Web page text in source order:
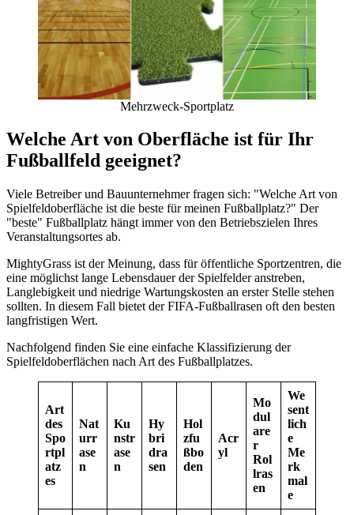
Mehrzweck-Sportplatz
Welche Art von Oberfläche ist für Ihr
Fußballfeld geeignet?
Viele Betreiber und Bauunternehmer fragen sich: "Welche Art von
Spielfeldoberfläche ist die beste für meinen Fußballplatz?" Der
"beste" Fußballplatz hängt immer von den Betriebszielen Ihres
Veranstaltungsortes ab.
MightyGrass ist der Meinung, dass für öffentliche Sportzentren, die
eine möglichst lange Lebensdauer der Spielfelder anstreben,
Langlebigkeit und niedrige Wartungskosten an erster Stelle stehen
sollten. In diesem Fall bietet der FIFA-Fußballrasen oft den besten
langfristigen Wert.
Nachfolgend finden Sie eine einfache Klassifizierung der
Spielfeldoberflächen nach Art des Fußballplatzes.
Art
des
Spo
rtpl
atz
es
Nat
urr
ase
n
Ku
nstr
ase
n
Hy
bri
dra
sen
Hol
zfu
ßbo
den
Acr
yl
Mo
dul
are
r
Rol
lras
en
We
sent
lich
e
Me
rk
mal
e